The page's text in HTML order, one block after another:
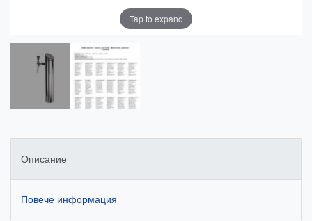
Tap to expand
Описание
Повече информация